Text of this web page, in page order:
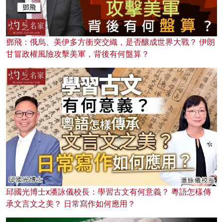
鄧飛：俄烏、美伊多方衝突交織，是否釀成世界大戰？ 伊朗
甘冒政權風險攻擊美軍，背後有何盤算？
邱國光博士x潘詠儀校長：學習古文有何意義？ 粵語怎樣傳
承文言文之美？ 日常寫作如何應用？